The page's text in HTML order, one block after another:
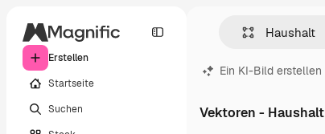
Erstellen
Startseite
Suchen
Ein KI-Bild erstellen
Vektoren - Haushalt